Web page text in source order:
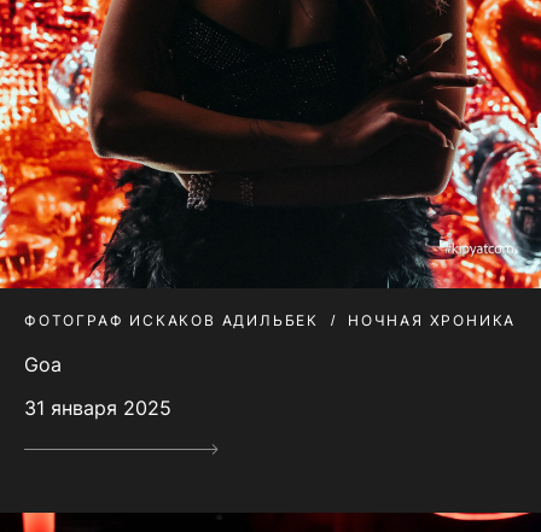
ФОТОГРАФ ИСКАКОВ АДИЛЬБЕК НОЧНАЯ ХРОНИКА
Goa
31 января 2025